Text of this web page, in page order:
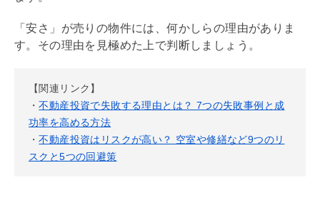
「安さ」が売りの物件には、何かしらの理由がありま
す。その理由を見極めた上で判断しましょう。
【関連リンク】
・不動産投資で失敗する理由とは？ 7つの失敗事例と成
功率を高める方法
・不動産投資はリスクが高い？ 空室や修繕など9つのリ
スクと5つの回避策